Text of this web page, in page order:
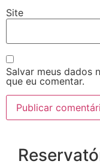
Site
Salvar meus dados
que eu comentar.